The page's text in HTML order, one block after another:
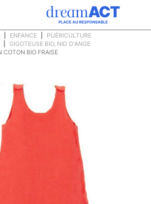
ENFANCE
PUÉRICULTURE
GIGOTEUSE BIO, NID D'ANGE
COTON BIO FRAISE